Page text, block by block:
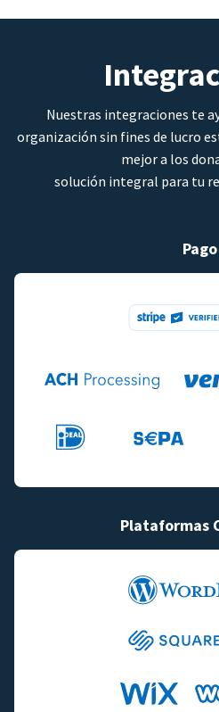
Nuestras integraciones te
organización sin fines de lucro
mejor a los
solución integral para tu
Pago
Plataformas